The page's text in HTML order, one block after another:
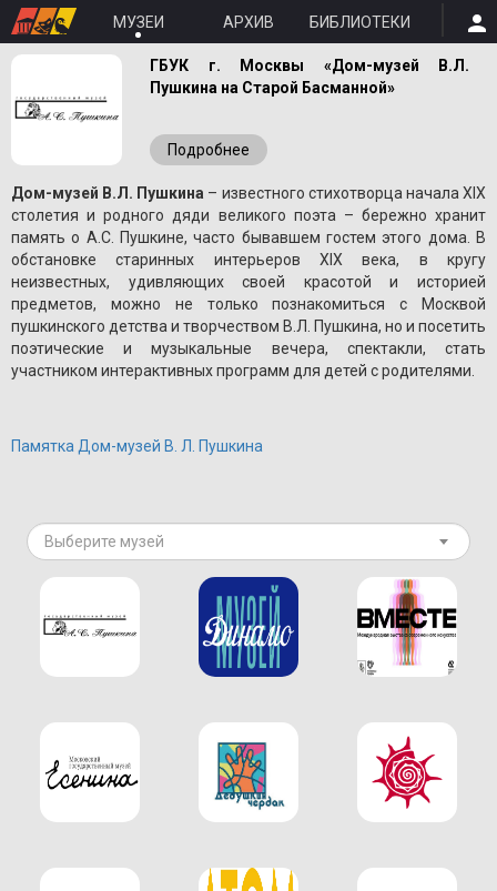
МУЗЕИ АРХИВ БИБЛИОТЕКИ
ГБУК г. Москвы «Дом-музей В.Л.
Пушкина на Старой Басманной»
Подробнее
Дом-музей В.Л. Пушкина – известного стихотворца начала XIX
столетия и родного дяди великого поэта – бережно хранит
память о A.С. Пушкине, часто бывавшем гостем этого дома. В
обстановке старинных интерьеров XIX века, в кругу
неизвестных, удивляющих своей красотой и историей
предметов, можно не только познакомиться с Москвой
пушкинского детства и творчеством В.Л. Пушкина, но и посетить
поэтические и музыкальные вечера, спектакли, стать
участником интерактивных программ для детей с родителями.
Памятка Дом-музей В. Л. Пушкина
Выберите музей